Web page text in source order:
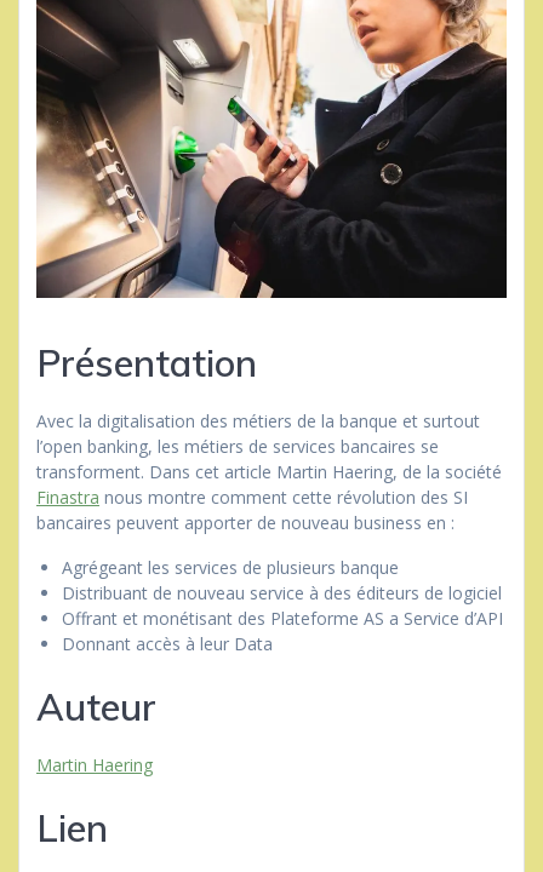
Présentation
Avec la digitalisation des métiers de la banque et surtout
l’open banking, les métiers de services bancaires se
transforment. Dans cet article Martin Haering, de la société
Finastra nous montre comment cette révolution des SI
bancaires peuvent apporter de nouveau business en :
Agrégeant les services de plusieurs banque
Distribuant de nouveau service à des éditeurs de logiciel
Offrant et monétisant des Plateforme AS a Service d’API
Donnant accès à leur Data
Auteur
Martin Haering
Lien